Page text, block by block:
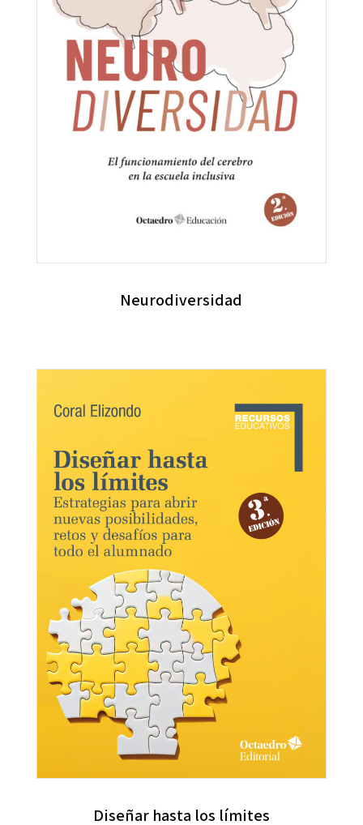
Neurodiversidad
Diseñar hasta los límites